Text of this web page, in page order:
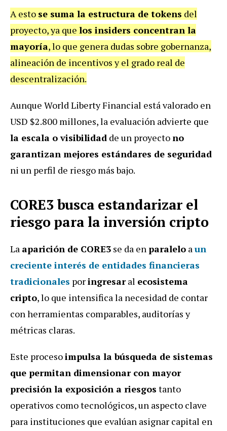
A esto se suma la estructura de tokens del
proyecto, ya que los insiders concentran la
mayoría, lo que genera dudas sobre gobernanza,
alineación de incentivos y el grado real de
descentralización.
Aunque World Liberty Financial está valorado en
USD $2.800 millones, la evaluación advierte que
la escala o visibilidad de un proyectono
garantizan mejores estándares de seguridad
ni un perfil de riesgo más bajo.
CORE3 busca estandarizar el
riesgo para la inversión cripto
La aparición de CORE3 se da enparalelo aun
creciente interés de entidades financieras
tradicionales poringresaral ecosistema
cripto, lo que intensifica la necesidad de contar
con herramientas comparables, auditorías y
métricas claras.
Este procesoimpulsa la búsqueda de sistemas
que permitan dimensionar con mayor
precisión la exposición a riesgos tanto
operativos como tecnológicos, un aspecto clave
para instituciones que evalúan asignar capital en